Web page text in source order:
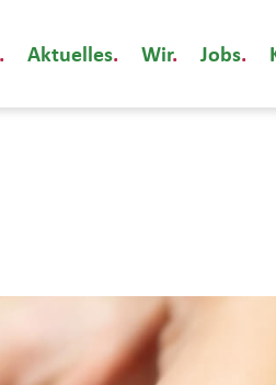
Aktuelles Wir Jobs